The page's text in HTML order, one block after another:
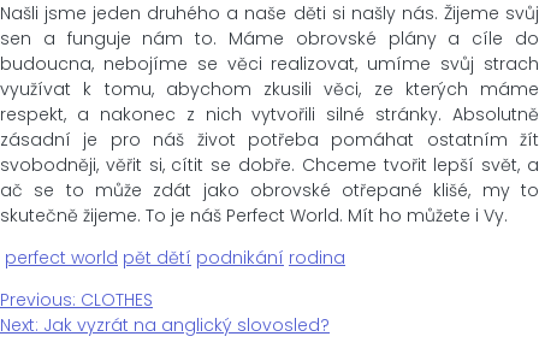
Našli jsme jeden druhého a naše děti si našly nás. Žijeme svůj
sen a funguje nám to. Máme obrovské plány a cíle do
budoucna, nebojíme se věci realizovat, umíme svůj strach
využívat k tomu, abychom zkusili věci, ze kterých máme
respekt, a nakonec z nich vytvořili silné stránky. Absolutně
zásadní je pro náš život potřeba pomáhat ostatním žít
svobodněji, věřit si, cítit se dobře. Chceme tvořit lepší svět, a
ač se to může zdát jako obrovské otřepané klišé, my to
skutečně žijeme. To je náš Perfect World. Mít ho můžete i Vy.
perfect world pět dětí podnikání rodina
Navigace
Previous: Previous
post:
CLOTHES
Next: Next
Jak vyzrát na anglický slovosled?